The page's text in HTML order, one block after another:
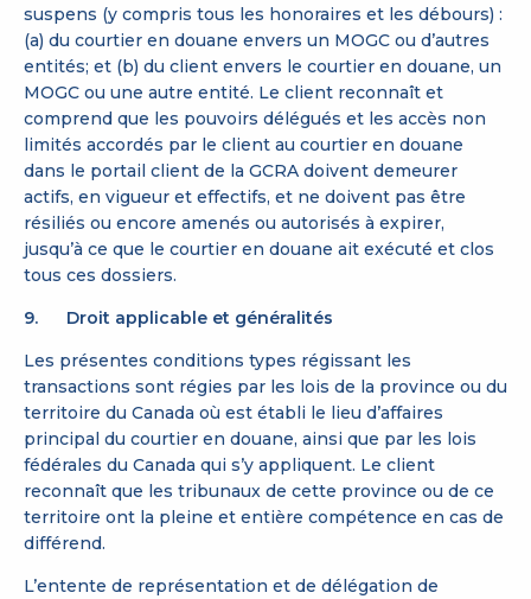
suspens (y compris tous les honoraires et les débours) :
(a) du courtier en douane envers un MOGC ou d’autres
entités; et (b) du client envers le courtier en douane, un
MOGC ou une autre entité. Le client reconnaît et
comprend que les pouvoirs délégués et les accès non
limités accordés par le client au courtier en douane
dans le portail client de la GCRA doivent demeurer
actifs, en vigueur et effectifs, et ne doivent pas être
résiliés ou encore amenés ou autorisés à expirer,
jusqu’à ce que le courtier en douane ait exécuté et clos
tous ces dossiers.
9. Droit applicable et généralités
Les présentes conditions types régissant les
transactions sont régies par les lois de la province ou du
territoire du Canada où est établi le lieu d’affaires
principal du courtier en douane, ainsi que par les lois
fédérales du Canada qui s’y appliquent. Le client
reconnaît que les tribunaux de cette province ou de ce
territoire ont la pleine et entière compétence en cas de
différend.
L’entente de représentation et de délégation de